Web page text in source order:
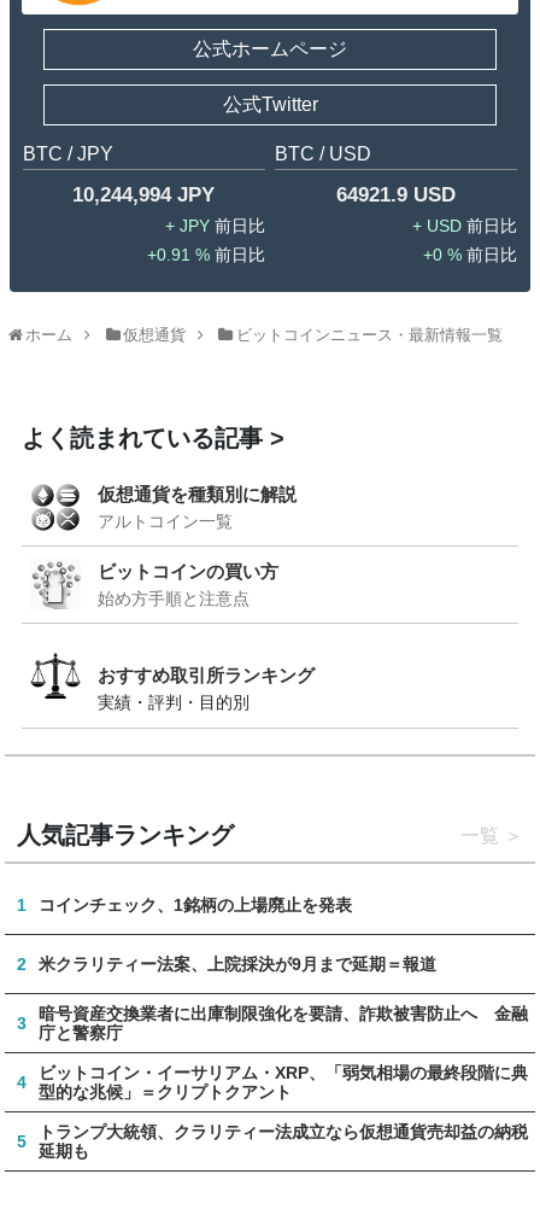
公式ホームページ
公式Twitter
BTC / JPY
10,244,994 JPY
JPY
0.91 %
BTC / USD
64921.9 USD
USD
0 %
ホーム 仮想通貨 ビットコインニュース・最新情報一覧
よく読まれている記事
仮想通貨を種類別に解説
アルトコイン一覧
ビットコインの買い方
始め方手順と注意点
おすすめ取引所ランキング
実績・評判・目的別
人気記事ランキング 一覧
1 コインチェック、1銘柄の上場廃止を発表
2 米クラリティー法案、上院採決が9月まで延期＝報道
3
暗号資産交換業者に出庫制限強化を要請、詐欺被害防止へ 金融
庁と警察庁
4
ビットコイン・イーサリアム・XRP、「弱気相場の最終段階に典
型的な兆候」＝クリプトクアント
5
トランプ大統領、クラリティー法成立なら仮想通貨売却益の納税
延期も